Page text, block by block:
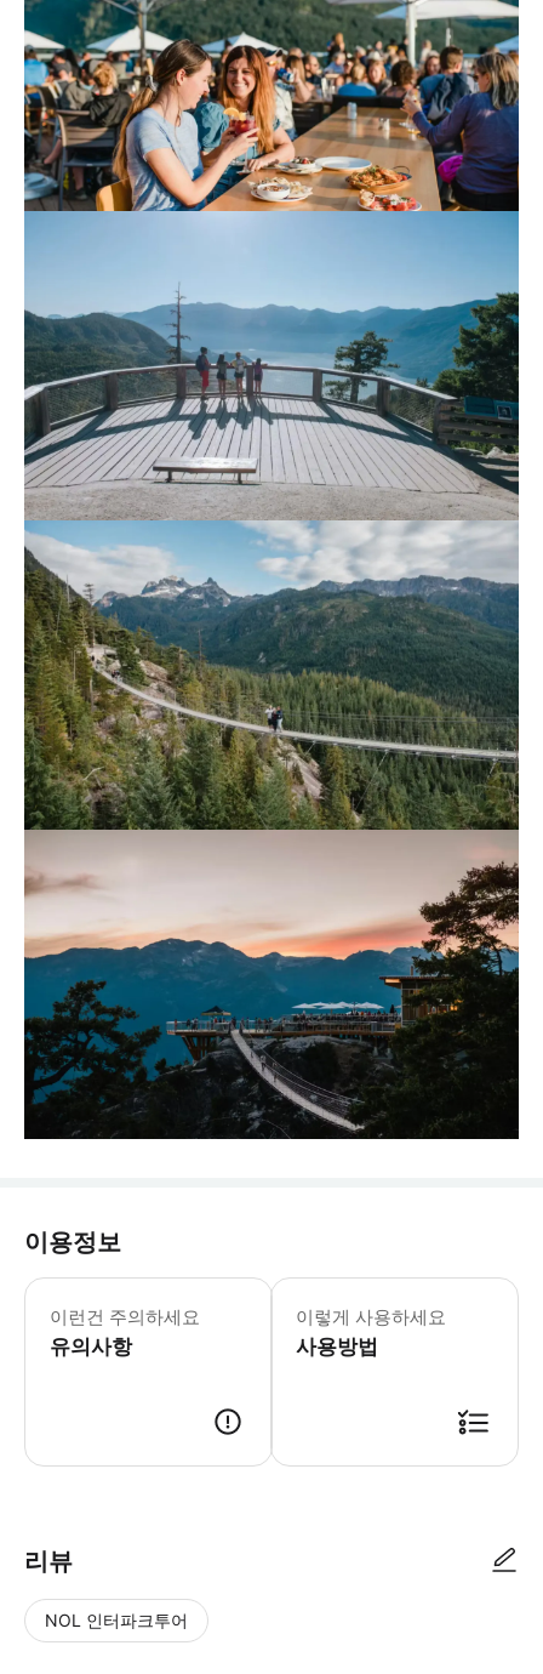
이용정보
이런건 주의하세요
유의사항
씨 투 스카이 곤돌라는 11월 12일부
운영시간은 월별로 다르니, 최신 일정
힘든 하이킹은 건너뛰고 씨 투 스카
이렇게 사용하세요
사용방법
리뷰
NOL 인터파크투어